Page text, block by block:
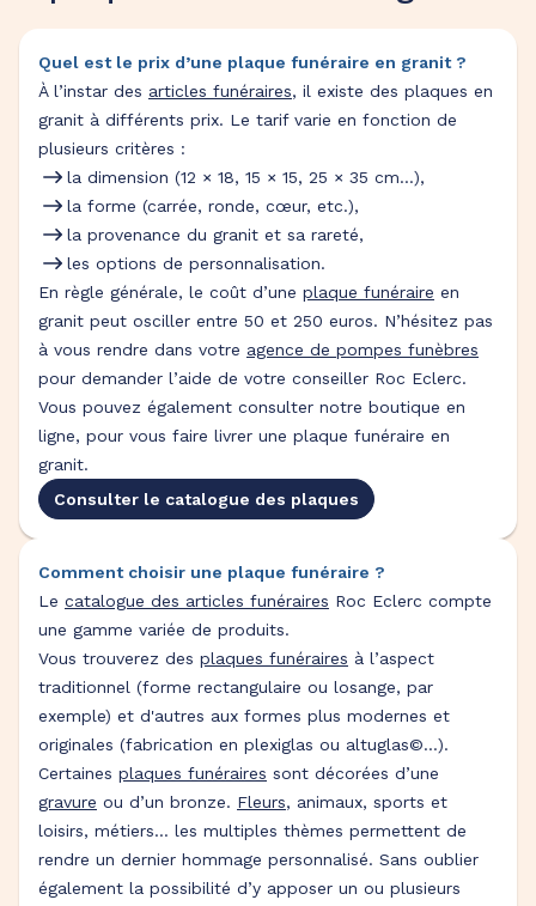
Quel est le prix d’une plaque funéraire en granit ?
À l’instar des articles funéraires, il existe des plaques en
granit à différents prix. Le tarif varie en fonction de
plusieurs critères :
la dimension (12 × 18, 15 × 15, 25 × 35 cm…),
la forme (carrée, ronde, cœur, etc.),
la provenance du granit et sa rareté,
les options de personnalisation.
En règle générale, le coût d’une plaque funéraire en
granit peut osciller entre 50 et 250 euros. N’hésitez pas
à vous rendre dans votre agence de pompes funèbres
pour demander l’aide de votre conseiller Roc Eclerc.
Vous pouvez également consulter notre boutique en
ligne, pour vous faire livrer une plaque funéraire en
granit.
Consulter le catalogue des plaques
Comment choisir une plaque funéraire ?
Le catalogue des articles funéraires Roc Eclerc compte
une gamme variée de produits.
Vous trouverez des plaques funéraires à l’aspect
traditionnel (forme rectangulaire ou losange, par
exemple) et d'autres aux formes plus modernes et
originales (fabrication en plexiglas ou altuglas©…).
Certaines plaques funéraires sont décorées d’une
gravure ou d’un bronze. Fleurs, animaux, sports et
loisirs, métiers… les multiples thèmes permettent de
rendre un dernier hommage personnalisé. Sans oublier
également la possibilité d’y apposer un ou plusieurs